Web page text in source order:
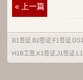
« 上一篇
B1签证.B2签证.F1签证
H1B工签,K1签证,J1签证